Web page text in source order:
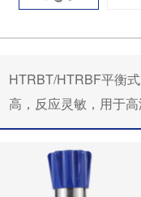
HTRBT/HTRBF平衡式
高，反应灵敏，